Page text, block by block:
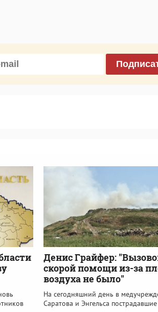
Денис Грайфер:
скорой помощи из-за
воздуха не было"
На сегодняшний день в
Саратова и Энгельса